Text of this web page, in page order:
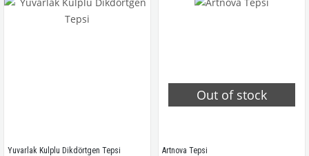
Yuvarlak Kulplu Dikdörtgen Tepsi
Out of stock
Artnova Tepsi